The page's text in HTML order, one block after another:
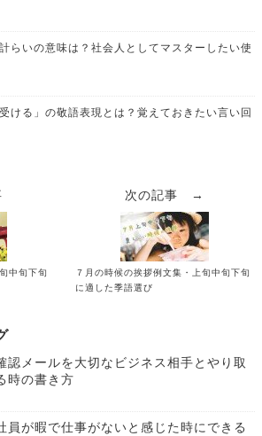
らいの意味は？社会人としてマスターしたい使
受ける」の敬語表現とは？覚えておきたい言い回
中旬下旬
次の記事 →
７月の時候の挨拶例文集・上旬中旬下旬
に適した季語選び
認メールを大切なビジネス相手とやり取
時の書き方
員が暇で仕事がないと感じた時にできる